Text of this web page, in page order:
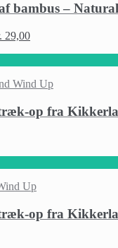
bambus –
29,00
op fra
op fra